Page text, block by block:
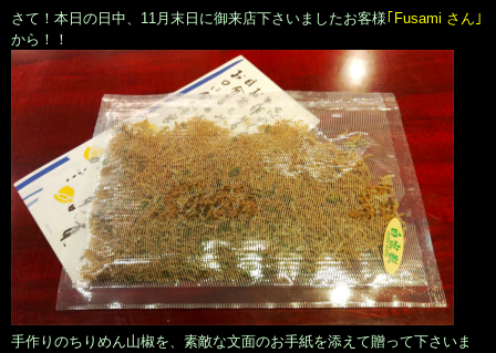
さて！本日の日中、11月末日に御来店下さいましたお客様｢Fusami さん｣
から！！
手作りのちりめん山椒を、素敵な文面のお手紙を添えて贈って下さいま